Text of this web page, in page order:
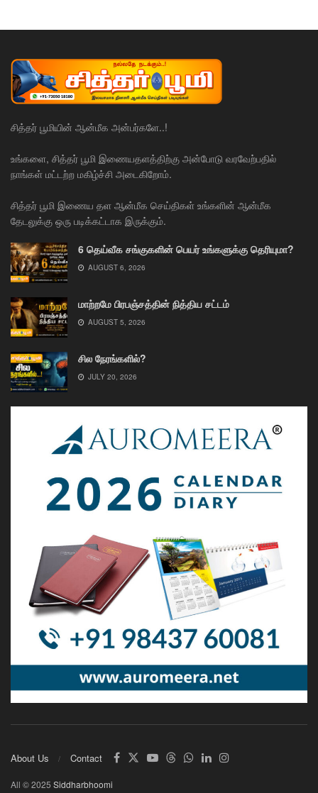
சித்தர் பூமியின் ஆன்மீக அன்பர்களே..!
உங்களை, சித்தர் பூமி இணையதளத்திற்கு அன்போடு வரவேற்பதில்
நாங்கள் மட்டற்ற மகிழ்ச்சி அடைகிறோம்.
சித்தர் பூமி இணைய தள ஆன்மீக செய்திகள் உங்களின் ஆன்மீக
தேடலுக்கு ஒரு படிக்கட்டாக இருக்கும்.
6 தெய்வீக சங்குகளின் பெயர் உங்களுக்கு தெரியுமா?
AUGUST 6, 2026
மாற்றமே பிரபஞ்சத்தின் நித்திய சட்டம்
AUGUST 5, 2026
சில நேரங்களில்?
JULY 20, 2026
About Us Contact
All © 2025 Siddharbhoomi